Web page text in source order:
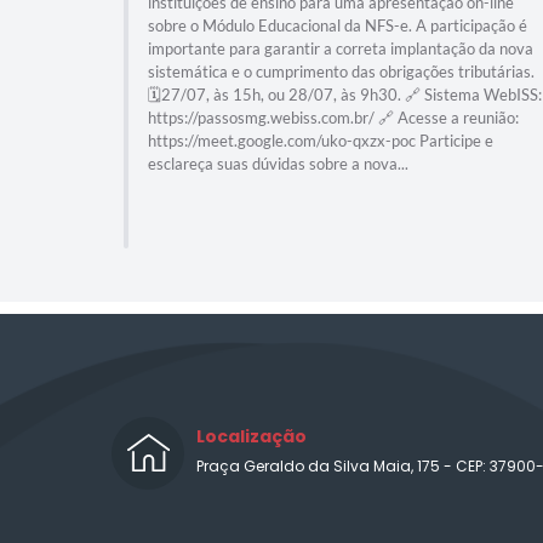
sobre o Módulo Educacional da NFS-e. A participação é
importante para garantir a correta implantação da nova
sistemática e o cumprimento das obrigações tributárias.
🗓️27/07, às 15h, ou 28/07, às 9h30. 🔗 Sistema WebISS:
https://passosmg.webiss.com.br/ 🔗 Acesse a reunião:
https://meet.google.com/uko-qxzx-poc Participe e
esclareça suas dúvidas sobre a nova...
Localização
Praça Geraldo da Silva Maia, 175 - CEP: